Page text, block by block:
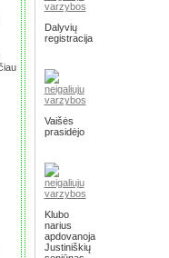
Klubo
narius
apdovanoja
Justiniškių
Vaišės
prasidėjo
Dalyvių
registracija